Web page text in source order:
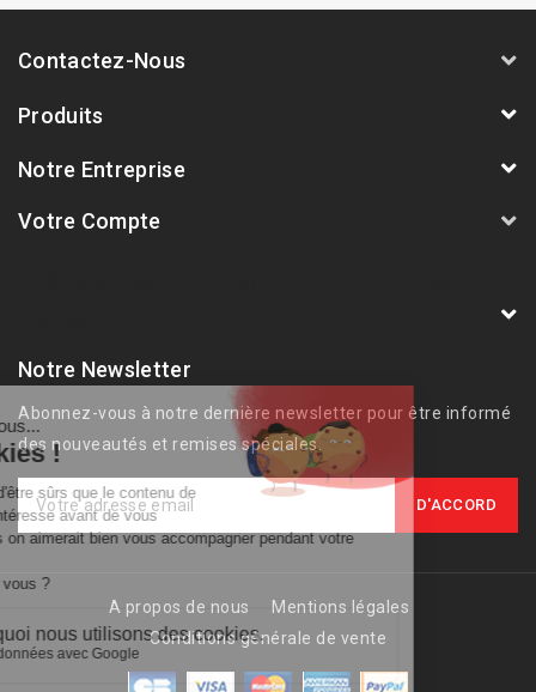
Contactez-Nous
Produits
Notre Entreprise
Votre Compte
Notre Newsletter
Abonnez-vous à notre dernière newsletter pour être informé
des nouveautés et remises spéciales.
A propos de nous
Mentions légales
Conditions générale de vente